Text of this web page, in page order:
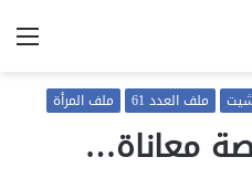
ملف العدد 61 ملف المرأة
معاناة…